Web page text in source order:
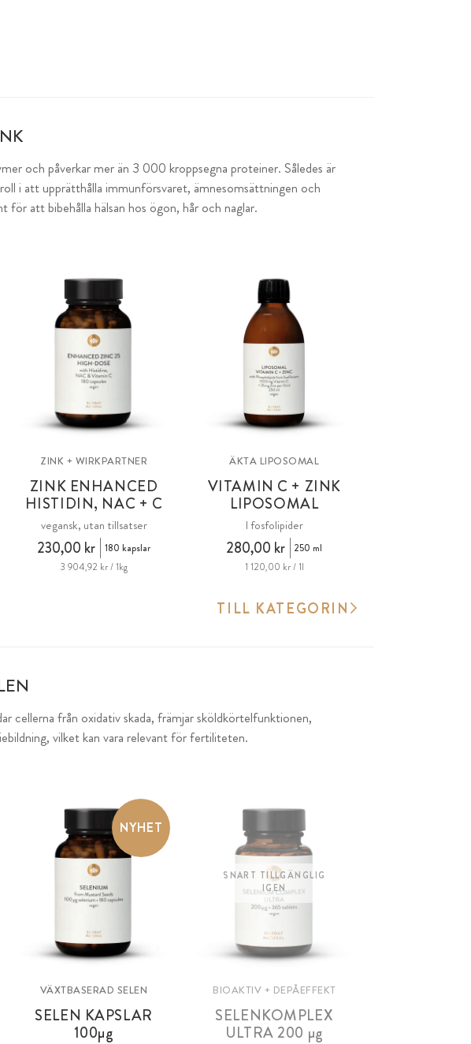
och påverkar mer än 3 000 kroppsegna proteiner. Således är
i att upprätthålla immunförsvaret, ämnesomsättningen och
att bibehålla hälsan hos ögon, hår och naglar.
ZINK + WIRKPARTNER
ZINK ENHANCED
HISTIDIN, NAC + C
vegansk, utan tillsatser
230,00 kr
180 kapslar
3 904,92 kr / 1kg
ÄKTA LIPOSOMAL
VITAMIN C + ZINK
LIPOSOMAL
I fosfolipider
280,00 kr
250 ml
1 120,00 kr / 1l
TILL KATEGORIN
cellerna från oxidativ skada, främjar sköldkörtelfunktionen,
vilket kan vara relevant för fertiliteten.
NYHET
VÄXTBASERAD SELEN
SELEN KAPSLAR
100µg
SNART TILLGÄNGLIG
IGEN
BIOAKTIV + DEPÅEFFEKT
SELENKOMPLEX
ULTRA 200 µg